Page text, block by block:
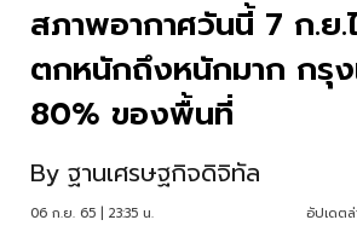
สภาพอากาศวันนี้ 7 ก.ย.
ตกหนักถึงหนักมาก กรุ
80% ของพื้นที่
By ฐานเศรษฐกิจดิจิทัล
06 ก.ย. 65 | 23:35 น. อัปเดต